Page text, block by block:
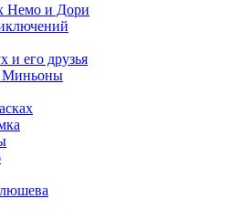
Немо и Дори
и его друзья
Миньоны